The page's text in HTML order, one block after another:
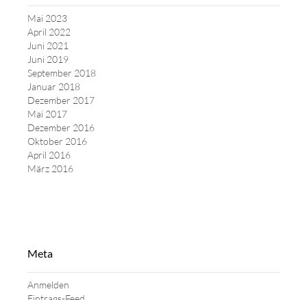
Mai 2023
April 2022
Juni 2021
Juni 2019
September 2018
Januar 2018
Dezember 2017
Mai 2017
Dezember 2016
Oktober 2016
April 2016
März 2016
Meta
Anmelden